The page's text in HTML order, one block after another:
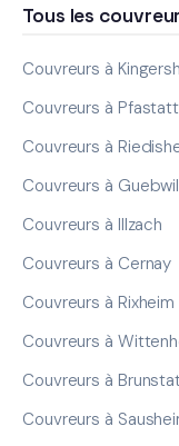
Tous les
Couvreurs à
Couvreurs à Pfastatt
Couvreurs à
Couvreurs à
Couvreurs à Illzach
Couvreurs à Cernay
Couvreurs à Rixheim
Couvreurs à
Couvreurs à
Couvreurs à